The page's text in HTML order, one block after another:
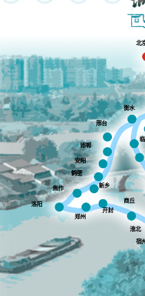
北
衡水
邢台
邯郸
安阳
鹤壁
焦作 新乡
洛阳
郑州
开封
商丘
淮北
宿